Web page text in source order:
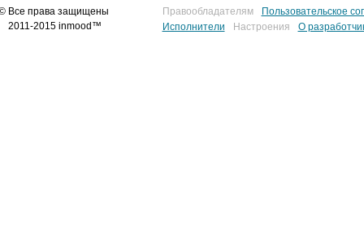
Все права защищены
2011-2015 inmood™
Правообладателям
Пользовательское
Исполнители
Настроения О